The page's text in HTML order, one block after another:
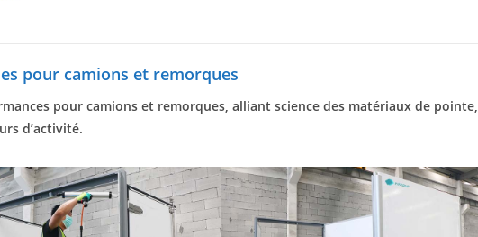
pour camions et remorques
pour camions et remorques, alliant science des matériaux de
d’activité.